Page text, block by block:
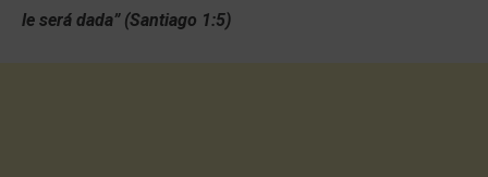
le será dada” (Santiago 1:5)